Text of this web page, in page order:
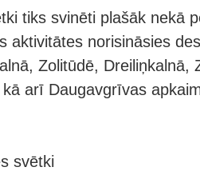
tiks svinēti plašāk nekā
aktivitātes norisināsies
Zolitūdē, Dreiliņkalnā,
arī Daugavgrīvas
svētki